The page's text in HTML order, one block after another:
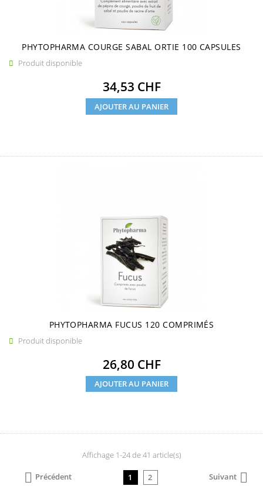
PHYTOPHARMA COURGE SABAL ORTIE 100 CAPSULES
 Produit disponible
Prix
34,53 CHF
AJOUTER AU PANIER
PHYTOPHARMA FUCUS 120 COMPRIMÉS
 Produit disponible
Prix
26,80 CHF
AJOUTER AU PANIER
Affichage 1-24 de 41 article(s)
 Précédent 1 2 Suivant 